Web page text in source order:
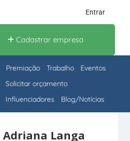
Entrar
Cadastrar empresa
Premiação Trabalho
Eventos
Solicitar orçamento
Influenciadores Blog/Notícias
Adriana Langa